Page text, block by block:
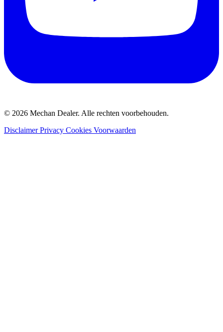
© 2026 Mechan Dealer. Alle rechten voorbehouden.
DisclaimerPrivacy Cookies Voorwaarden